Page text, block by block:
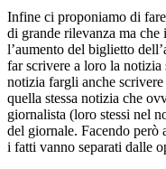
Infine ci proponiamo di
di grande rilevanza ma
l’aumento del biglietto
far scrivere a loro la
notizia fargli anche
quella stessa notizia che
giornalista (loro stessi nel
del giornale. Facendo però
i fatti vanno separati dalle